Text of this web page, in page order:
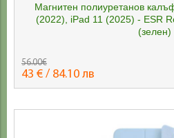
Магнитен полиуретанов
(2022), iPad 11 (2025) - ESR
(зелен)
56.00€
43 € / 84.10 лв